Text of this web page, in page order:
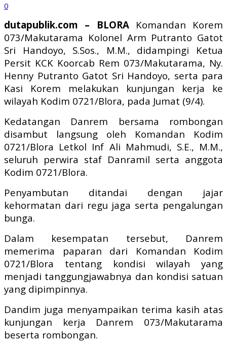
0
dutapublik.com – BLORAKomandan Korem
073/Makutarama Kolonel Arm Putranto Gatot
Sri Handoyo, S.Sos., M.M., didampingi Ketua
Persit KCK Koorcab Rem 073/Makutarama, Ny.
Henny Putranto Gatot Sri Handoyo, serta para
Kasi Korem melakukan kunjungan kerja ke
wilayah Kodim 0721/Blora, pada Jumat (9/4).
Kedatangan Danrem bersama rombongan
disambut langsung oleh Komandan Kodim
0721/Blora Letkol Inf Ali Mahmudi, S.E., M.M.,
seluruh perwira staf Danramil serta anggota
Kodim 0721/Blora.
Penyambutan ditandai dengan jajar
kehormatan dari regu jaga serta pengalungan
bunga.
Dalam kesempatan tersebut, Danrem
memerima paparan dari Komandan Kodim
0721/Blora tentang kondisi wilayah yang
menjadi tanggungjawabnya dan kondisi satuan
yang dipimpinnya.
Dandim juga menyampaikan terima kasih atas
kunjungan kerja Danrem 073/Makutarama
beserta rombongan.